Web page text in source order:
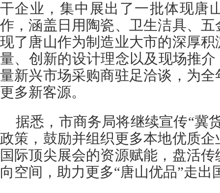
干企业，集中展出了一批体现唐
作，涵盖日用陶瓷、卫生洁具、
现了唐山作为制造业大市的深厚
量、创新的设计理念以及现场推
量新兴市场采购商驻足洽谈，为
更多新客源。
据悉，市商务局将继续宣传“冀
政策，鼓励并组织更多本地优质
国际顶尖展会的资源赋能，盘活
向空间，助力更多“唐山优品”走出